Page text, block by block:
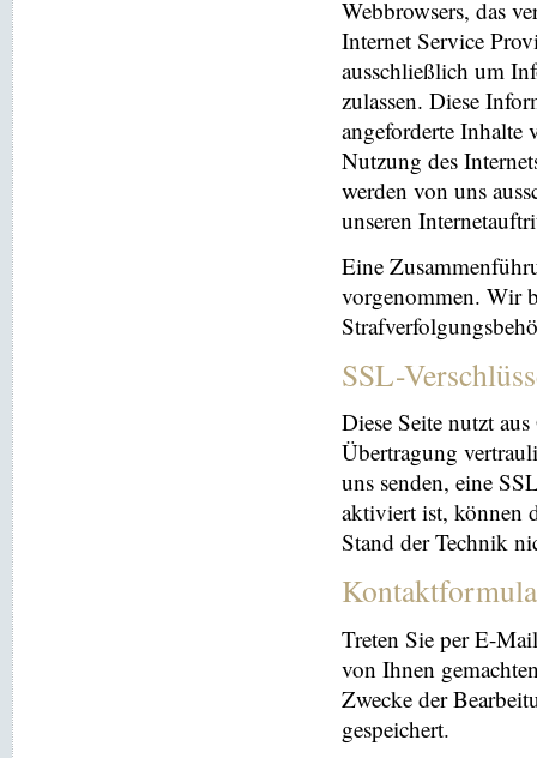
Webbrowsers, das
Internet Service
ausschließlich um
zulassen. Diese
angeforderte Inhalte
Nutzung des
werden von uns
unseren
Eine
vorgenommen. Wir
SSL-
Diese Seite nutzt
Übertragung
uns senden, eine
aktiviert ist, können
Stand der Technik
Treten Sie per E-
von Ihnen
Zwecke der
gespeichert.